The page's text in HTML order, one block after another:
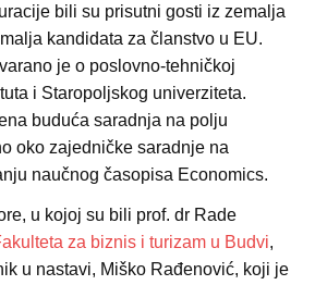
bili su prisutni gosti iz zemalja
kandidata za članstvo u EU.
je o poslovno-tehničkoj
i Staropoljskog univerziteta.
buduća saradnja na polju
oko zajedničke saradnje na
naučnog časopisa Economics.
u kojoj su bili prof. dr Rade
za biznis i turizam u Budvi,
u nastavi, Miško Rađenović, koji je